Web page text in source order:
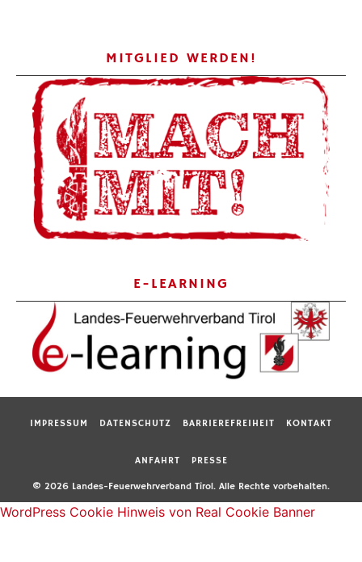
MITGLIED WERDEN!
E-LEARNING
IMPRESSUM DATENSCHUTZ BARRIEREFREIHEIT KONTAKT
ANFAHRT PRESSE
© 2026 Landes-Feuerwehrverband Tirol. Alle Rechte vorbehalten.
WordPress Cookie Hinweis von Real Cookie Banner